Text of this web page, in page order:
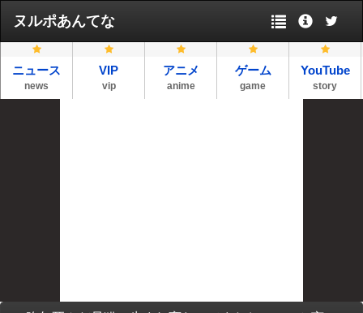
ヌルポあんてな
ニュース
news
VIP
vip
アニメ
anime
ゲーム
game
YouTube
story